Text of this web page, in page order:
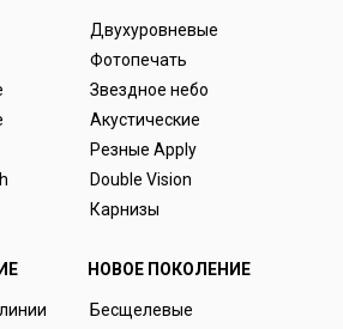
Двухуровневые
Бесщелевые
Фотопечать
Звездное небо
Акустические
Резные Apply
Карнизы
Double Vision
НОВОЕ ПОКОЛЕНИЕ